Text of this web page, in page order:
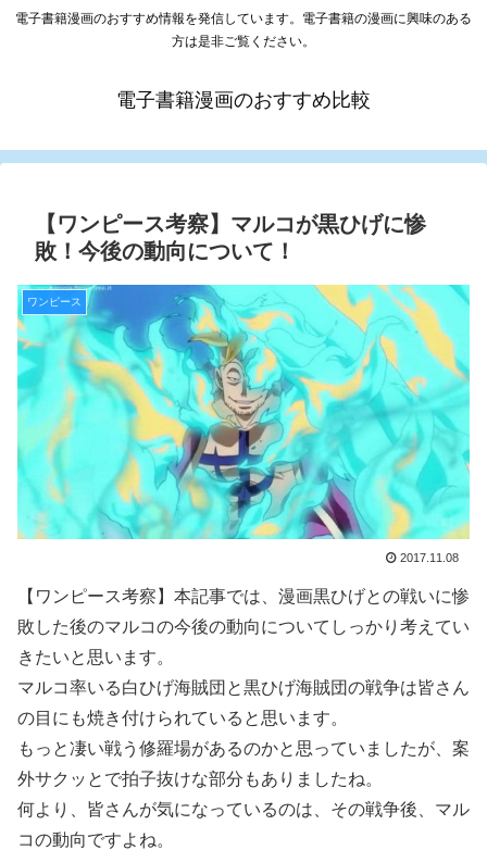
電子書籍漫画のおすすめ情報を発信しています。電子書籍の漫画に興味のある
方は是非ご覧ください。
電子書籍漫画のおすすめ比較
【ワンピース考察】マルコが黒ひげに惨
敗！今後の動向について！
ワンピース
2017.11.08
【ワンピース考察】本記事では、漫画黒ひげとの戦いに惨
敗した後のマルコの今後の動向についてしっかり考えてい
きたいと思います。
マルコ率いる白ひげ海賊団と黒ひげ海賊団の戦争は皆さん
の目にも焼き付けられていると思います。
もっと凄い戦う修羅場があるのかと思っていましたが、案
外サクッとで拍子抜けな部分もありましたね。
何より、皆さんが気になっているのは、その戦争後、マル
コの動向ですよね。